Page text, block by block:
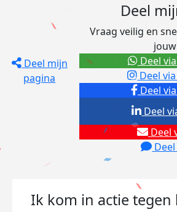
Deel mijn
pagina
Deel
Vraag veilig en
Deel
Deel
Deel
Deel
Deel
Ik kom in actie tegen